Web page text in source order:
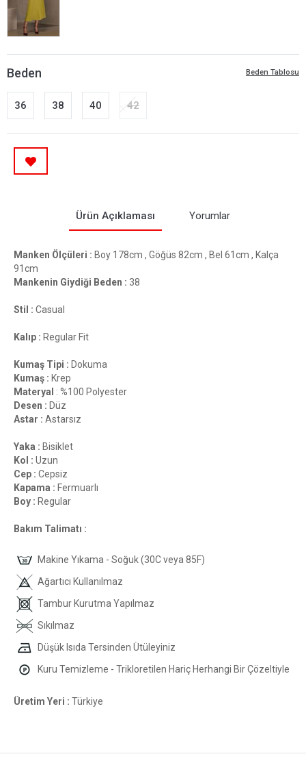
Beden Tablosu
Beden
36 38 40 42
Ürün Açıklaması Yorumlar
Manken Ölçüleri : Boy 178cm , Göğüs 82cm , Bel 61cm , Kalça
91cm
Mankenin Giydiği Beden : 38
Stil : Casual
Kalıp : Regular Fit
Kumaş Tipi : Dokuma
Kumaş : Krep
Materyal : %100 Polyester
Desen : Düz
Astar : Astarsız
Yaka : Bisiklet
Kol : Uzun
Cep : Cepsiz
Kapama : Fermuarlı
Boy : Regular
Bakım Talimatı :
Makine Yıkama - Soğuk (30C veya 85F)
Ağartıcı Kullanılmaz
Tambur Kurutma Yapılmaz
Sıkılmaz
Düşük Isıda Tersinden Ütüleyiniz
Kuru Temizleme - Trikloretilen Hariç Herhangi Bir Çözeltiyle
Üretim Yeri : Türkiye